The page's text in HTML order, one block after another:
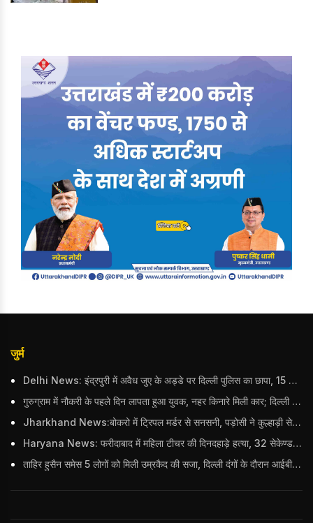
जुर्म
Delhi News: इंद्रपुरी में अवैध जुए के अड्डे पर दिल्ली पुलिस का छापा, 15 जुआरियों को पकड़ा; ₹3.61 लाख नकद और अन्य सामान बरामद
गुरुग्राम में नौकरी के पहले दिन लापता हुआ युवक, नहर किनारे मिली कार; दिल्ली पुलिस ने दर्ज की FIR
Jharkhand News:बोकरो में ट्रिपल मर्डर से सनसनी, पड़ोसी ने कुल्हाड़ी से पति-पत्नी और बहु की हत्या की
Haryana News: फरीदाबाद में महिला टीचर की दिनदहाड़े हत्या, 32 सेकेण्ड में 34 बार किया वार
ताहिर हुसैन समेस 5 लोगों को मिली उम्रकैद की सजा, दिल्ली दंगों के दौरान आईबी अधिकारी का किया था कत्ल